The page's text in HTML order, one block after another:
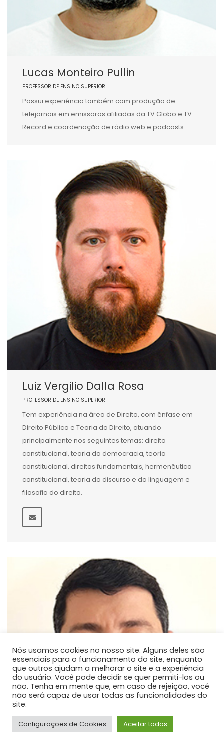
Lucas Monteiro Pullin
PROFESSOR DE ENSINO SUPERIOR
Possui experiência também com produção de
telejornais em emissoras afiliadas da TV Globo e TV
Record e coordenação de rádio web e podcasts.
Luiz Vergilio Dalla Rosa
PROFESSOR DE ENSINO SUPERIOR
Tem experiência na área de Direito, com ênfase em
Direito Público e Teoria do Direito, atuando
principalmente nos seguintes temas: direito
constitucional, teoria da democracia, teoria
constitucional, direitos fundamentais, hermenêutica
constitucional, teoria do discurso e da linguagem e
filosofia do direito.
Nós usamos cookies no nosso site. Alguns deles são
essenciais para o funcionamento do site, enquanto
que outros ajudam a melhorar o site e a experiência
do usuário. Você pode decidir se quer permiti-los ou
não. Tenha em mente que, em caso de rejeição, você
não será capaz de usar todas as funcionalidades do
site.
Configurações de Cookies Aceitar todos